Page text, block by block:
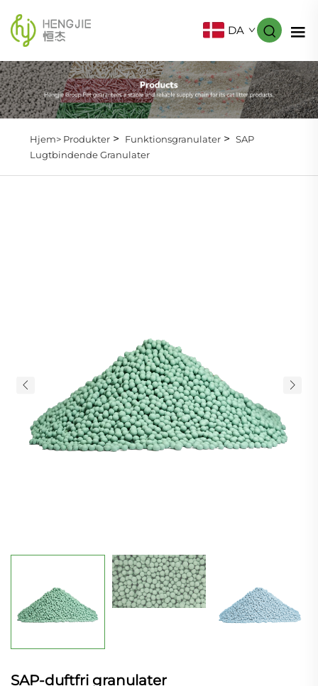
DA
Hjem> Produkter> Funktionsgranulater> SAP
Lugtbindende Granulater
SAP-duftfri granulater